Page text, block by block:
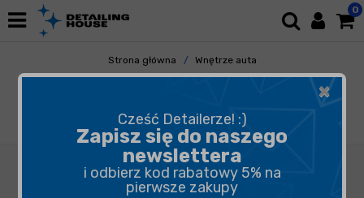
0
Strona główna
Wnętrze auta
Plastiki Wewnętrzne
Cleantle Neutral APC 25L - uniwersalny
środek czyszczący o neutralnym pH
×
Cześć Detailerze! :)
Zapisz się do naszego
newslettera
i odbierz kod rabatowy 5% na
pierwsze zakupy